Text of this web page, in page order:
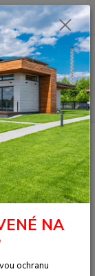
Menu
Hledat
0ks
za 0,00 Kč
profesionální uživatele
0,375 l
NA
ochranu